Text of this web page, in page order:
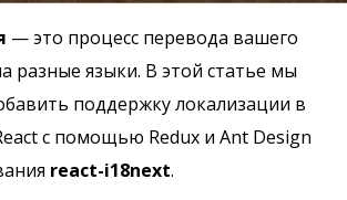
— это процесс перевода вашего
разные языки. В этой статье мы
поддержку локализации в
с помощью Redux и Ant Design
react-i18next.